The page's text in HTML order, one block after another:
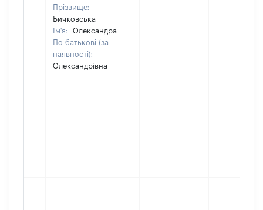
Прізвище:
Бичковська
Ім'я:
Олександра
По батькові (за
наявності):
Олександрівна